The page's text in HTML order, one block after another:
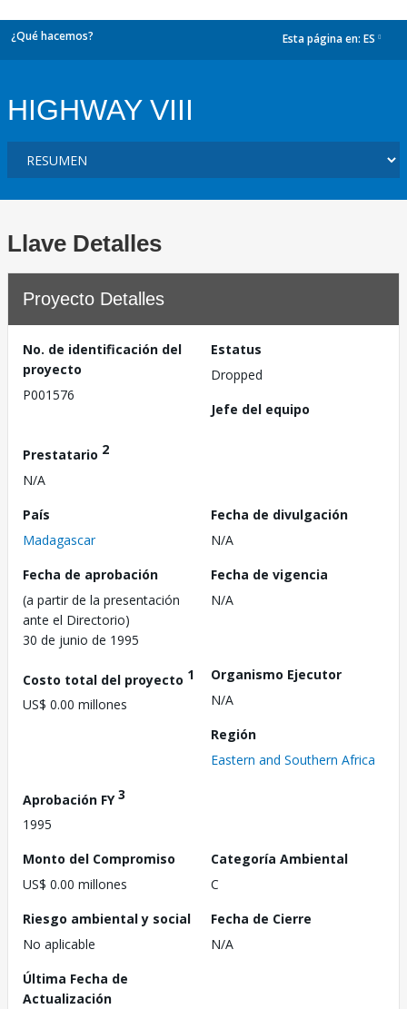
¿Qué hacemos? Esta página en: ES
HIGHWAY VIII
Llave Detalles
Proyecto Detalles
No. de identificación del
proyecto
P001576
Estatus
Dropped
Jefe del equipo
Prestatario 2
N/A
País
Madagascar
Fecha de divulgación
N/A
Fecha de aprobación
(a partir de la presentación
ante el Directorio)
30 de junio de 1995
Fecha de vigencia
N/A
Costo total del proyecto 1
US$ 0.00 millones
Organismo Ejecutor
N/A
Región
Eastern and Southern Africa
Aprobación FY3
1995
Monto del Compromiso
US$ 0.00 millones
Categoría Ambiental
C
Riesgo ambiental y social
No aplicable
Fecha de Cierre
N/A
Última Fecha de
Actualización